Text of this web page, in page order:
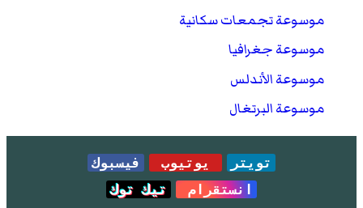
انظر: اليعقوبي، البلدان (1/188-194).
المسالك والممالك (2/892).
"Monthly Averages for Beja, Portugal (1981-2010)"
Instituto de Meteorologia. مؤرشف من
موسوعة تجمعات سكانية
موسوعة جغرافيا
موسوعة الأندلس
موسوعة البرتغال
تويتر يوتيوب
فيسبوك
انستقرام
تيك توك